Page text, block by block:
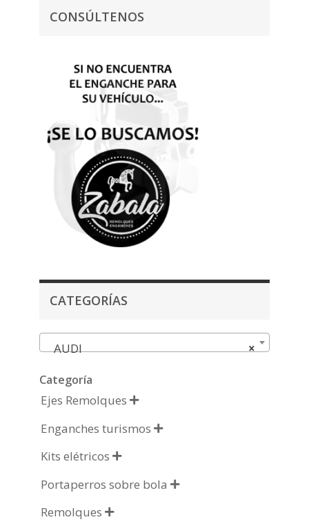
CONSÚLTENOS
CATEGORÍAS
×
AUDI
Categoría
Ejes Remolques 
Enganches turismos 
Kits elétricos 
Portaperros sobre bola 
Remolques 